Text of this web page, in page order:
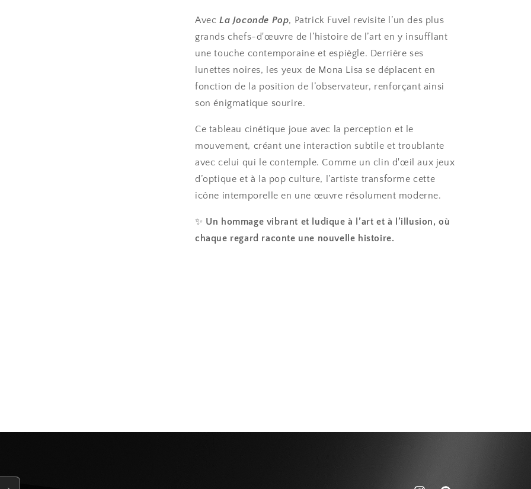
Avec La Joconde Pop, Patrick Fuvel revisite l’un des plus
grands chefs-d'œuvre de l’histoire de l’art en y insufflant
une touche contemporaine et espiègle. Derrière ses
lunettes noires, les yeux de Mona Lisa se déplacent en
fonction de la position de l’observateur, renforçant ainsi
son énigmatique sourire.
Ce tableau cinétique joue avec la perception et le
mouvement, créant une interaction subtile et troublante
avec celui qui le contemple. Comme un clin d'œil aux jeux
d’optique et à la pop culture, l’artiste transforme cette
icône intemporelle en une œuvre résolument moderne.
✨ Un hommage vibrant et ludique à l’art et à l’illusion, où
chaque regard raconte une nouvelle histoire.